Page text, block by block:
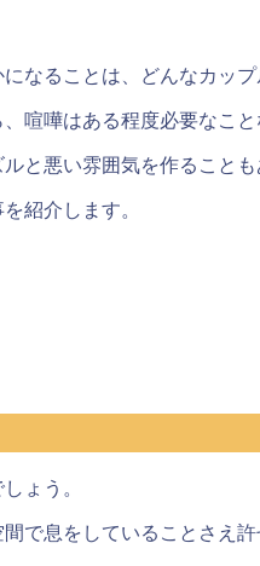
なることは、どんなカップ
喧嘩はある程度必要なこと
と悪い雰囲気を作ることも
紹介します。
ょう。
で息をしていることさえ